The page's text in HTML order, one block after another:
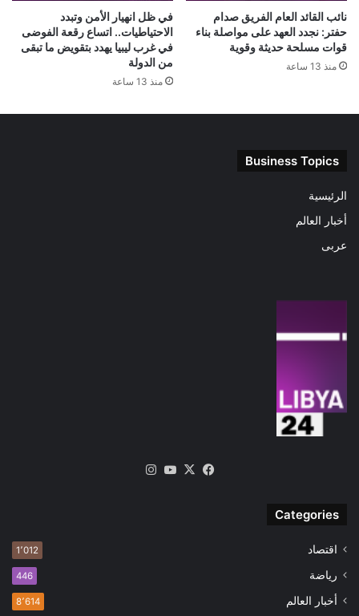
نائب القائد العام الفريق صدام
حفتر: نجدد العهد على مواصلة بناء
قوات مسلحة حديثة وقوية
منذ 13 ساعة
في ظل انهيار الأمن وتبدد
الاحتياطيات.. اتساع رقعة الفوضى
في غرب ليبيا يهدد بتقويض ما تبقى
من الدولة
منذ 13 ساعة
Business Topics
الرئيسية
أخبار العالم
عربى
فيسبوك
‫X
‫YouTube
Categories
اقتصاد 1٬012
رياضة 446
أخبار العالم 8٬614